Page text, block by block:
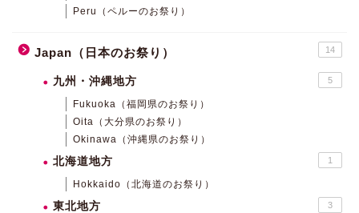
Peru（ペルーのお祭り）
Japan（日本のお祭り） 14
九州・沖縄地方 5
Fukuoka（福岡県のお祭り）
Oita（大分県のお祭り）
Okinawa（沖縄県のお祭り）
北海道地方 1
Hokkaido（北海道のお祭り）
東北地方 3